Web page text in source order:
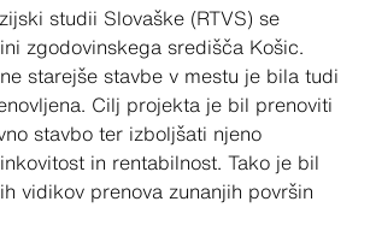
studii Slovaške (RTVS) se
zgodovinskega središča Košic.
starejše stavbe v mestu je bila tudi
Cilj projekta je bil prenoviti
stavbo ter izboljšati njeno
in rentabilnost. Tako je bil
vidikov prenova zunanjih površin